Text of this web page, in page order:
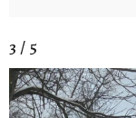
3 / 5